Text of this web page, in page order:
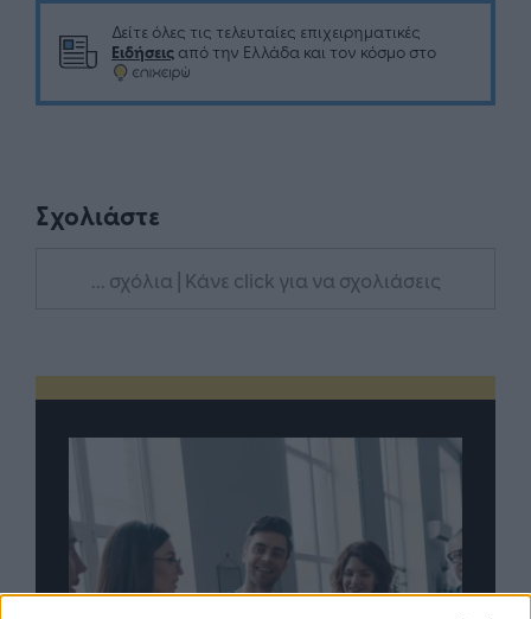
Δείτε όλες τις τελευταίες επιχειρηματικές
Ειδήσεις από την Ελλάδα και τον κόσμο στο
Σχολιάστε
... σχόλια | Κάνε click για να σχολιάσεις